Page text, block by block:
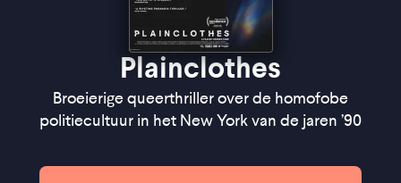
Plainclothes
Broeierige queerthriller over de homofobe
politiecultuur in het New York van de jaren ’90